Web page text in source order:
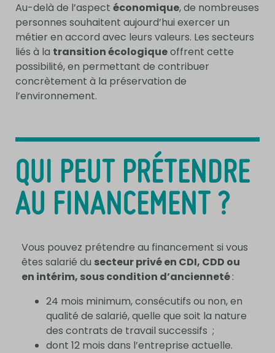
Au-delà de l’aspect économique, de nombreuses
personnes souhaitent aujourd’hui exercer un
métier en accord avec leurs valeurs. Les secteurs
liés à la transition écologiqueoffrent cette
possibilité, en permettant de contribuer
concrètement à la préservation de
l’environnement.
QUI PEUT PRÉTENDRE
AU FINANCEMENT ?
Vous pouvez prétendre au financement si vous
êtes salarié du secteur privé en CDI, CDD ou
en intérim, sous condition d’ancienneté:
24 mois minimum, consécutifs ou non, en
qualité de salarié, quelle que soit la nature
des contrats de travail successifs ;
dont 12 mois dans l’entreprise actuelle.